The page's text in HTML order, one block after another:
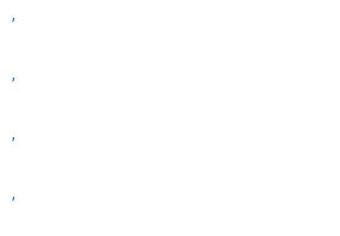
,
,
,
,